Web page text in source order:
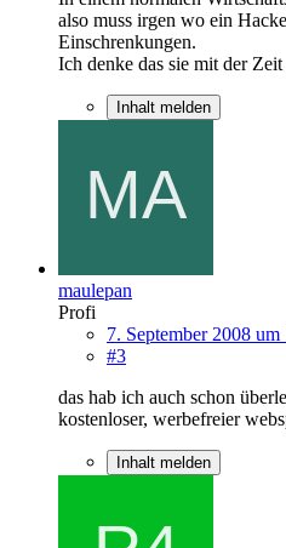
also muss irgen wo ein
Einschrenkungen.
Ich denke das sie mit der
Inhalt melden
maulepan
Profi
7. September 2008 um
#3
das hab ich auch schon
kostenloser, werbefreier
Inhalt melden